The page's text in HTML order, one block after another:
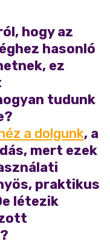
hogy az
hasonló
ez
tudunk
a dolgunk, a
mert ezek
praktikus
létezik